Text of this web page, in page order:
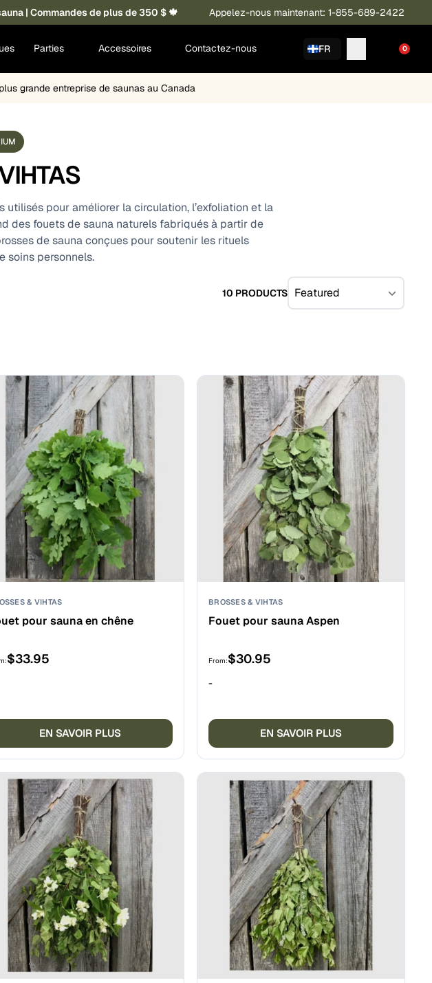
| Commandes de plus de 350 $ 🍁 Appelez-nous maintenant: 1-855-689-2422
Parties Accessoires Contactez-nous FR 0
grande entreprise de saunas au Canada
pour améliorer la circulation, l’exfoliation et la
des fouets de sauna naturels fabriqués à partir de
de sauna conçues pour soutenir les rituels
soins personnels.
10 PRODUCTS
& VIHTAS
pour sauna en chêne
$33.95
EN SAVOIR PLUS
BROSSES & VIHTAS
Fouet pour sauna Aspen
From:$30.95
-
EN SAVOIR PLUS